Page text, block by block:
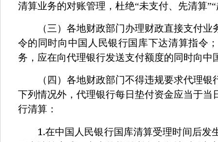
清算业务的对账管理，杜绝“未支付、先清算
（三）各地财政部门办理财政直接支付业
令的同时向中国人民银行国库下达清算指令
务，应在向代理银行发送支付额度的同时向中
（四）各地财政部门不得违规要求代理银
下列情况外，代理银行每日垫付资金应当于当
行清算：
1.在中国人民银行国库清算受理时间后发